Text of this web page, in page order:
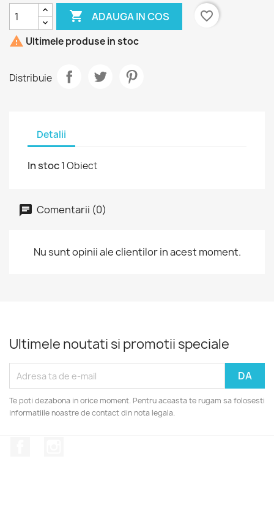
 ADAUGA IN COS
favorite_border
 Ultimele produse in stoc
Distribuie
Detalii
In stoc1 Obiect
Comentarii (0)
Nu sunt opinii ale clientilor in acest moment.
Ultimele noutati si promotii speciale
Te poti dezabona in orice moment. Pentru aceasta te rugam sa folosesti
informatiile noastre de contact din nota legala.